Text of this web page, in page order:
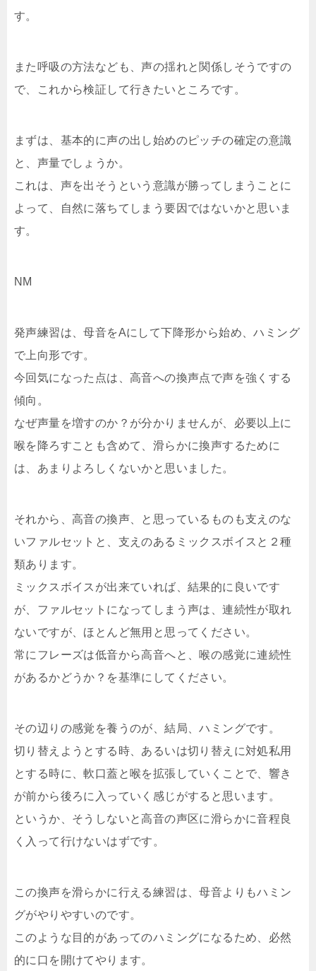
す。
また呼吸の方法なども、声の揺れと関係しそうですの
で、これから検証して行きたいところです。
まずは、基本的に声の出し始めのピッチの確定の意識
と、声量でしょうか。
これは、声を出そうという意識が勝ってしまうことに
よって、自然に落ちてしまう要因ではないかと思いま
す。
NM
発声練習は、母音をAにして下降形から始め、ハミング
で上向形です。
今回気になった点は、高音への換声点で声を強くする
傾向。
なぜ声量を増すのか？が分かりませんが、必要以上に
喉を降ろすことも含めて、滑らかに換声するために
は、あまりよろしくないかと思いました。
それから、高音の換声、と思っているものも支えのな
いファルセットと、支えのあるミックスボイスと２種
類あります。
ミックスボイスが出来ていれば、結果的に良いです
が、ファルセットになってしまう声は、連続性が取れ
ないですが、ほとんど無用と思ってください。
常にフレーズは低音から高音へと、喉の感覚に連続性
があるかどうか？を基準にしてください。
その辺りの感覚を養うのが、結局、ハミングです。
切り替えようとする時、あるいは切り替えに対処私用
とする時に、軟口蓋と喉を拡張していくことで、響き
が前から後ろに入っていく感じがすると思います。
というか、そうしないと高音の声区に滑らかに音程良
く入って行けないはずです。
この換声を滑らかに行える練習は、母音よりもハミン
グがやりやすいのです。
このような目的があってのハミングになるため、必然
的に口を開けてやります。